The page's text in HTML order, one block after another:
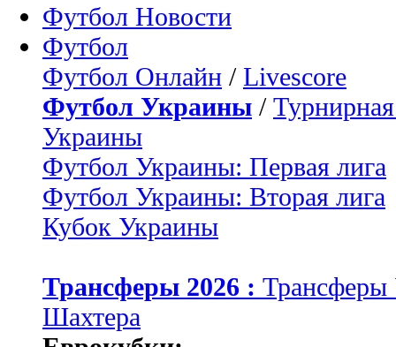
Футбол Новости
Футбол
Футбол Онлайн / Livescore
Футбол Украины /
Украины
Футбол Украины: Первая лига
Футбол Украины: Вторая лига
Кубок Украины
Трансферы 2026 :
Шахтера